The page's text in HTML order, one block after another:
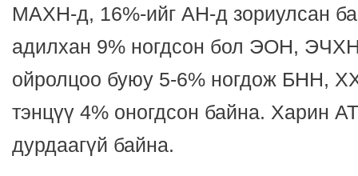
МАХН-д, 16%-ийг АН-д зориулсан
адилхан 9% ногдсон бол ЭОН,
ойролцоо буюу 5-6% ногдож БНН,
тэнцүү 4% оногдсон байна. Харин
дурдаагүй байна.